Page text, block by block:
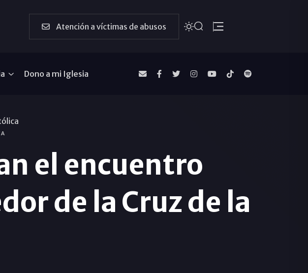
Atención a víctimas de abusos
Dono a mi Iglesia
el encuentro
de la Cruz de la